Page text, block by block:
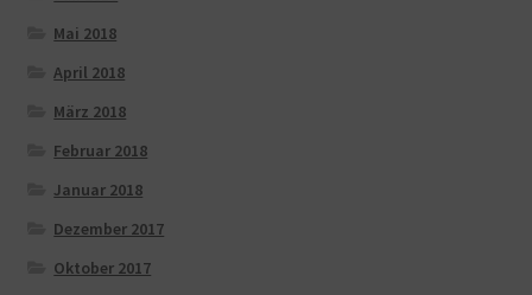
Mai 2018
April 2018
März 2018
Februar 2018
Januar 2018
Dezember 2017
Oktober 2017